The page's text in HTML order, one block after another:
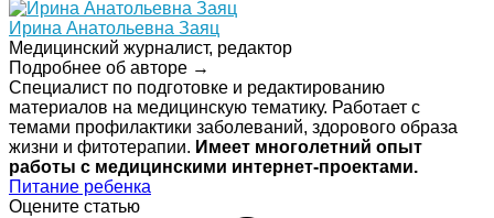
Ирина Анатольевна Заяц
Медицинский журналист, редактор
Подробнее об авторе →
Специалист по подготовке и редактированию
материалов на медицинскую тематику. Работает с
темами профилактики заболеваний, здорового образа
жизни и фитотерапии. Имеет многолетний опыт
работы с медицинскими интернет-проектами.
Питание ребенка
Оцените статью